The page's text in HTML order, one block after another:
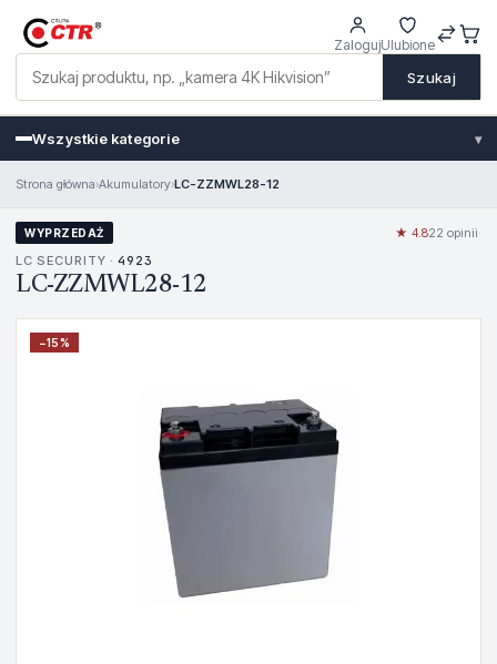
Szukaj
ZalogujUlubione
Wszystkie kategorie ▾
Strona główna›Akumulatory›LC-ZZMWL28-12
WYPRZEDAŻ
LC SECURITY · 4923
LC-ZZMWL28-12
★ 4.822 opinii·
−15%